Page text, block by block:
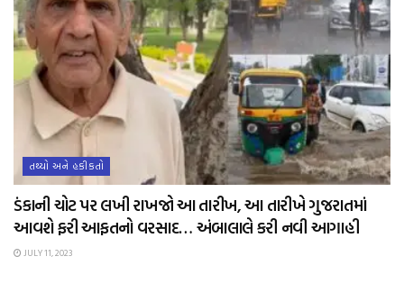
તથ્યો અને હકીકતો
ડંકાની ચોટ પર લખી રાખજો આ તારીખ, આ તારીખે ગુજરાતમાં
આવશે ફરી આફતનો વરસાદ… અંબાલાલે કરી નવી આગાહી
JULY 11, 2023